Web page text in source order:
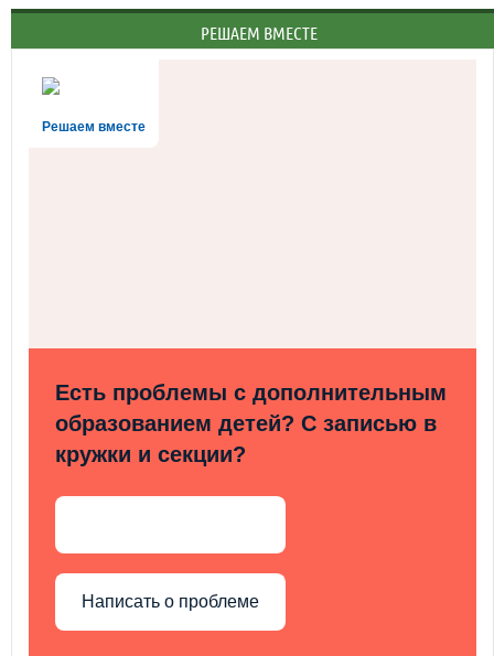
РЕШАЕМ ВМЕСТЕ
Решаем вместе
Есть проблемы с дополнительным
образованием детей? С записью в
кружки и секции?
Написать о проблеме